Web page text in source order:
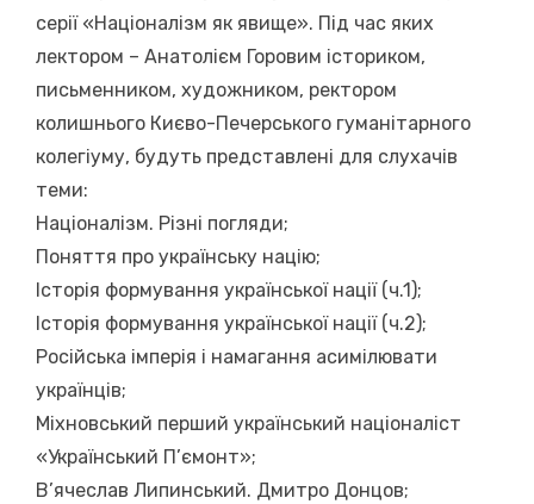
серії «Націоналізм як явище». Під час яких
лектором – Анатолієм Горовим істориком,
письменником, художником, ректором
колишнього Києво-Печерського гуманітарного
колегіуму, будуть представлені для слухачів
теми:
Націоналізм. Різні погляди;
Поняття про українську націю;
Історія формування української нації (ч.1);
Історія формування української нації (ч.2);
Російська імперія і намагання асимілювати
українців;
Міхновський перший український націоналіст
«Український П’ємонт»;
В’ячеслав Липинський. Дмитро Донцов;